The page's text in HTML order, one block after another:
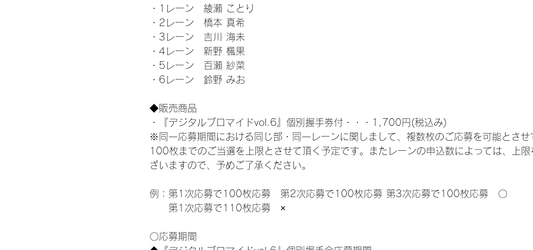
・1レーン　綾瀬 ことり
・2レーン　橋本 真希
・3レーン　吉川 海未
・4レーン　新野 楓果
・5レーン　百瀬 紗菜
・6レーン　鈴野 みお
◆販売商品
・『デジタルブロマイドvol.6』個別握手券付・・・1,700円(税込み)
※同一応募期間における同じ部・同一レーンに関しまして、複数枚のご応募を可能とさ
100枚までのご当選を上限とさせて頂く予定です。またレーンの申込数によっては、上
ざいますので、予めご了承ください。
例：第1次応募で100枚応募　第2次応募で100枚応募 第3次応募で100枚応募　〇
第1次応募で110枚応募　×
〇応募期間